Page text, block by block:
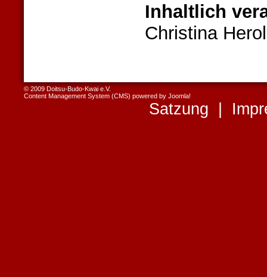
Inhaltlich
Christina
© 2009 Doitsu-Budo-Kwai e.V.
Content Management System (CMS) powered by Joomla!
Satzung